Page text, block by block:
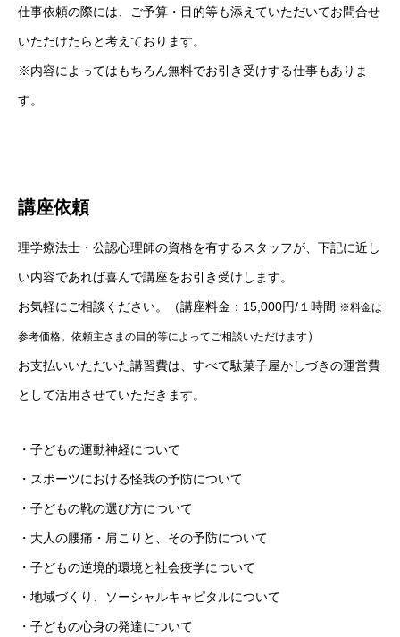
仕事依頼の際には、ご予算・目的等も添えていただいてお問合せ
いただけたらと考えております。
※内容によってはもちろん無料でお引き受けする仕事もありま
す。
講座依頼
理学療法士・公認心理師の資格を有するスタッフが、下記に近し
い内容であれば喜んで講座をお引き受けします。
お気軽にご相談ください。（講座料金：15,000円/１時間 ※料金は
参考価格。依頼主さまの目的等によってご相談いただけます）
お支払いいただいた講習費は、すべて駄菓子屋かしづきの運営費
として活用させていただきます。
・子どもの運動神経について
・スポーツにおける怪我の予防について
・子どもの靴の選び方について
・大人の腰痛・肩こりと、その予防について
・子どもの逆境的環境と社会疫学について
・地域づくり、ソーシャルキャピタルについて
・子どもの心身の発達について